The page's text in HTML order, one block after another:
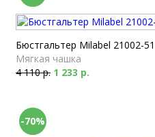
Бюстгальтер Milabel 21002-51
Мягкая чашка
4 110 р. 1 233 р.
-70%